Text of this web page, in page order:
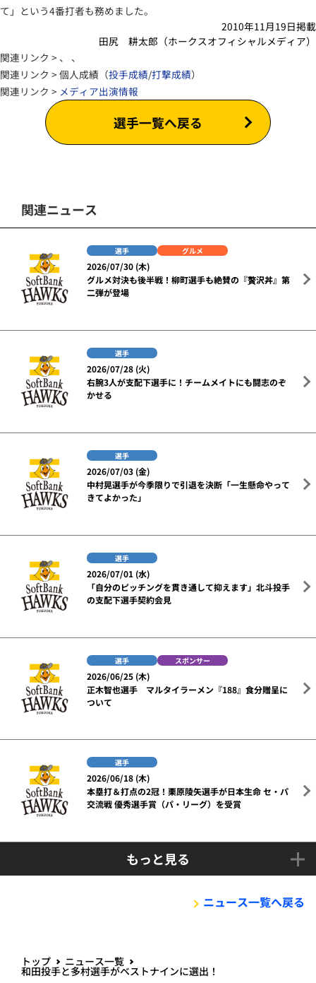
て」という4番打者も務めました。
2010年11月19日掲載
田尻 耕太郎（ホークスオフィシャルメディア）
関連リンク > 、 、
関連リンク > 個人成績（投手成績/打撃成績）
関連リンク > メディア出演情報
選手一覧へ戻る
関連ニュース
選手 グルメ
2026/07/30 (木)
グルメ対決も後半戦！柳町選手も絶賛の『贅沢丼』第
二弾が登場
選手
2026/07/28 (火)
右腕3人が支配下選手に！チームメイトにも闘志のぞ
かせる
選手
2026/07/03 (金)
中村晃選手が今季限りで引退を決断「一生懸命やって
きてよかった」
選手
2026/07/01 (水)
「自分のピッチングを貫き通して抑えます」北斗投手
の支配下選手契約会見
選手 スポンサー
2026/06/25 (木)
正木智也選手 マルタイラーメン『188』食分贈呈に
ついて
選手
2026/06/18 (木)
本塁打＆打点の2冠！栗原陵矢選手が日本生命 セ・パ
交流戦 優秀選手賞（パ・リーグ）を受賞
もっと見る
ニュース一覧へ戻る
トップ ニュース一覧
和田投手と多村選手がベストナインに選出！